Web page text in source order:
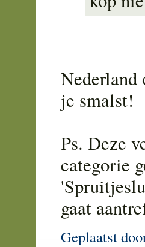
je smalst!
Ps. Deze
categorie
gaat
Geplaatst